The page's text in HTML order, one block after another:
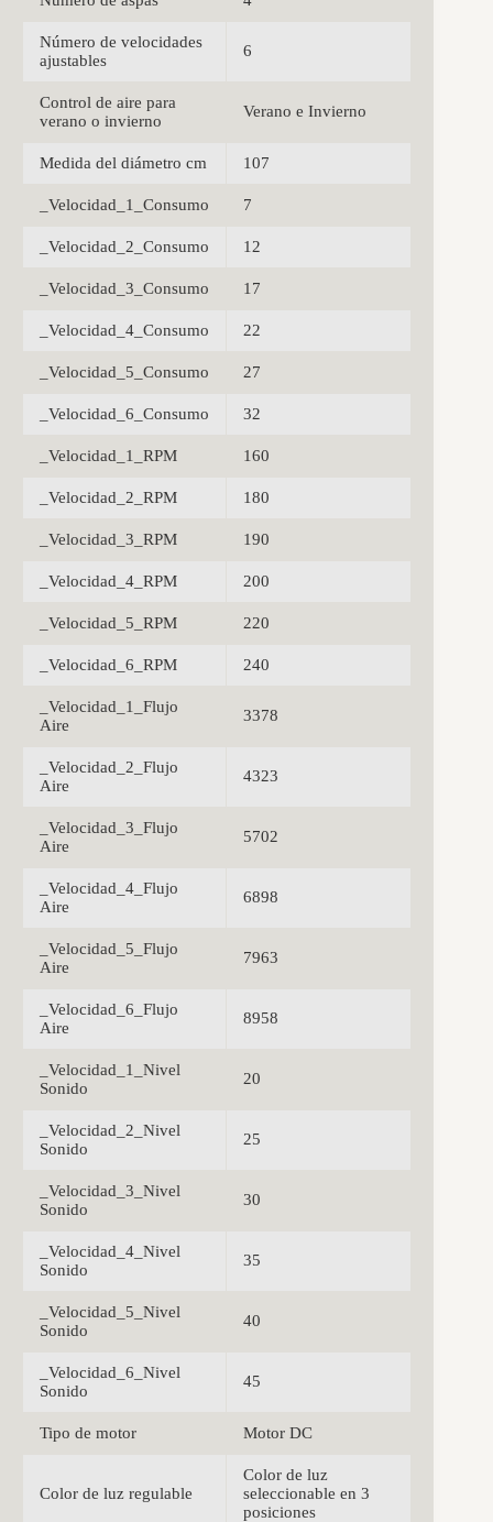
Número de velocidades
ajustables
6
Control de aire para
verano o invierno
Verano e Invierno
Medida del diámetro cm 107
_Velocidad_1_Consumo 7
_Velocidad_2_Consumo 12
_Velocidad_3_Consumo 17
_Velocidad_4_Consumo 22
_Velocidad_5_Consumo 27
_Velocidad_6_Consumo 32
_Velocidad_1_RPM 160
_Velocidad_2_RPM 180
_Velocidad_3_RPM 190
_Velocidad_4_RPM 200
_Velocidad_5_RPM 220
_Velocidad_6_RPM 240
_Velocidad_1_Flujo
Aire
3378
_Velocidad_2_Flujo
Aire
4323
_Velocidad_3_Flujo
Aire
5702
_Velocidad_4_Flujo
Aire
6898
_Velocidad_5_Flujo
Aire
7963
_Velocidad_6_Flujo
Aire
8958
_Velocidad_1_Nivel
Sonido
20
_Velocidad_2_Nivel
Sonido
25
_Velocidad_3_Nivel
Sonido
30
_Velocidad_4_Nivel
Sonido
35
_Velocidad_5_Nivel
Sonido
40
_Velocidad_6_Nivel
Sonido
45
Tipo de motor Motor DC
Color de luz regulable
Color de luz
seleccionable en 3
posiciones